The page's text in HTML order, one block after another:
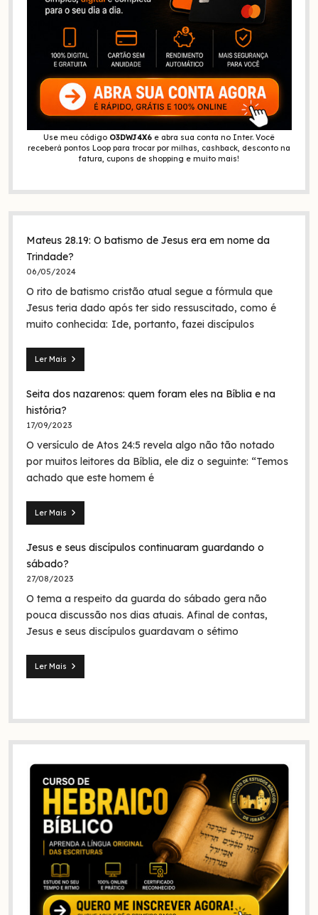
Use meu código O3DWJ4X6 e abra sua conta no Inter. Você
receberá pontos Loop para trocar por milhas, cashback, desconto na
fatura, cupons de shopping e muito mais!
Mateus 28.19: O batismo de Jesus era em nome da
Trindade?
06/05/2024
O rito de batismo cristão atual segue a fórmula que
Jesus teria dado após ter sido ressuscitado, como é
muito conhecida: Ide, portanto, fazei discípulos
Ler Mais
Mateus
O
batismo
de
era
em
nome
Seita dos nazarenos: quem foram eles na Bíblia e na
história?
17/09/2023
O versículo de Atos 24:5 revela algo não tão notado
por muitos leitores da Bíblia, ele diz o seguinte: “Temos
achado que este homem é
Ler Mais
Seita
nazarenos:
quem
foram
na
Bíblia
Jesus e seus discípulos continuaram guardando o
sábado?
27/08/2023
O tema a respeito da guarda do sábado gera não
pouca discussão nos dias atuais. Afinal de contas,
Jesus e seus discípulos guardavam o sétimo
Ler Mais
Jesus
sábado?